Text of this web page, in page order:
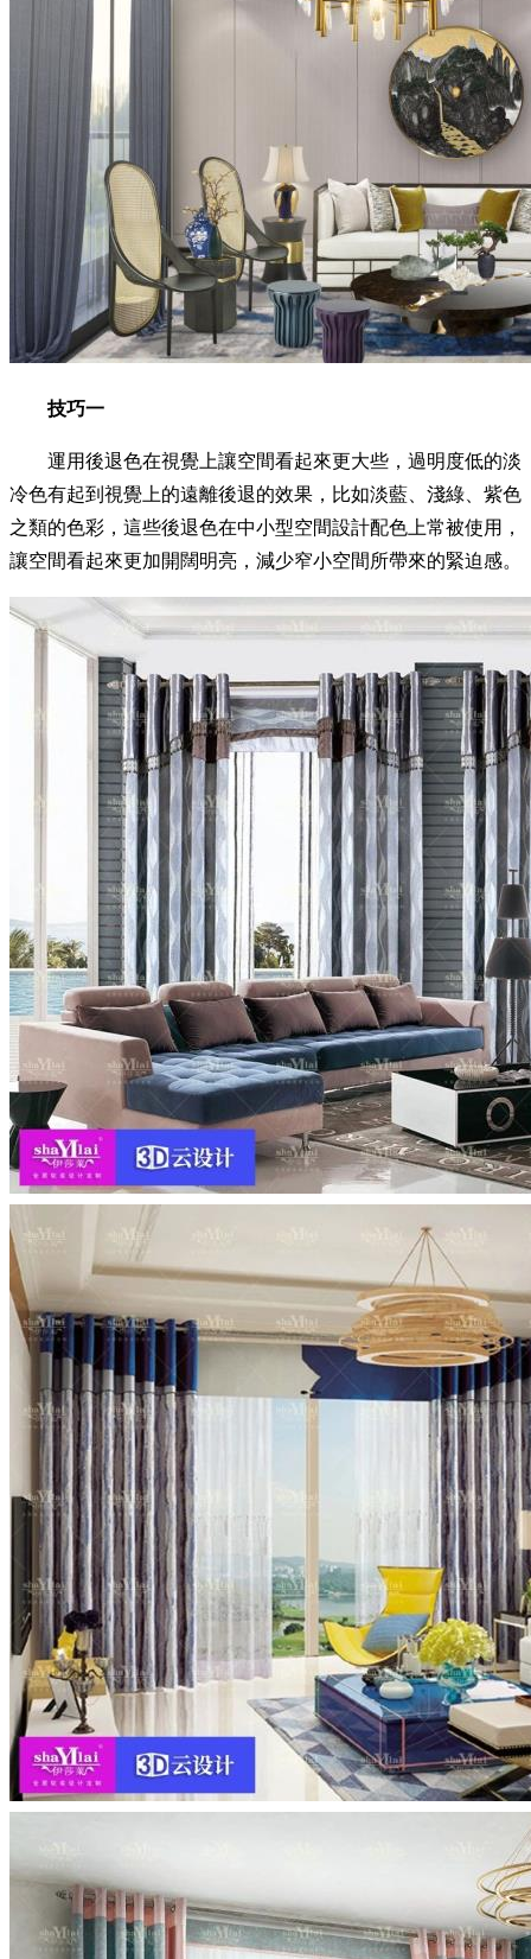
技巧一
運用後退色在視覺上讓空間看起來更大些，過明度低的淡
冷色有起到視覺上的遠離後退的效果，比如淡藍、淺綠、紫色
之類的色彩，這些後退色在中小型空間設計配色上常被使用，
讓空間看起來更加開闊明亮，減少窄小空間所帶來的緊迫感。